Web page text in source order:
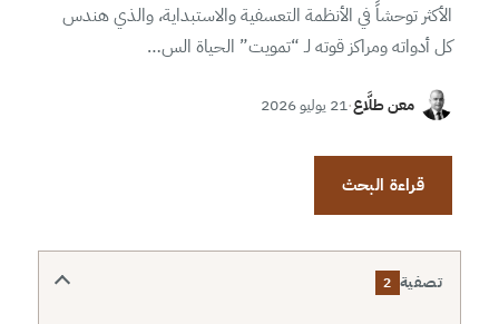
الأكثر توحشاً في الأنظمة التعسفية والاستبداية، والذي هندس
كل أدواته ومراكز قوته لـ “تمويت” الحياة الس…
معن طلَّاع·21 يوليو 2026
قراءة البحث
تصفية 2